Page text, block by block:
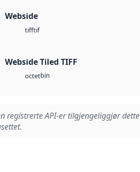
Webside
tifftif
Webside Tiled TIFF
octetbin
registrerte API-er tilgjengeliggjør dette